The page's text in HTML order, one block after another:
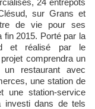
24 entrepôts
sur Grans et
de vie pour ses
fin 2015. Porté par la
et réalisé par le
comprendra un
restaurant avec
une station de
une station-service
investi dans de tels